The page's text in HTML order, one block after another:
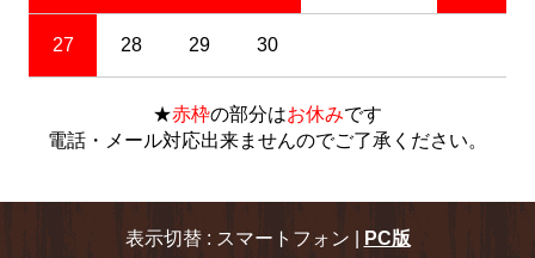
27 28 29 30
★赤枠の部分はお休みです
電話・メール対応出来ませんのでご了承ください。
表示切替 : スマートフォン | PC版